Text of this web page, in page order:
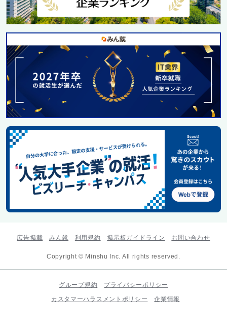
広告掲載 みん就 利用規約 掲示板ガイドライン お問い合わせ
Copyright © Minshu Inc. All rights reserved.
グループ規約
プライバシーポリシー
カスタマーハラスメントポリシー
企業情報